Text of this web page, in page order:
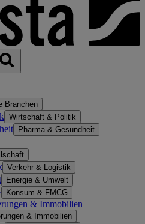
Branchen
Wirtschaft & Politik
Pharma & Gesundheit
Verkehr & Logistik
Energie & Umwelt
Konsum & FMCG
& Immobilien
& Immobilien